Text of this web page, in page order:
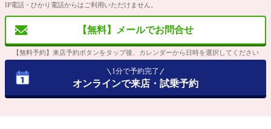
IP電話・ひかり電話からはご利用いただけません。
【無料】メールでお問合せ
【無料予約】来店予約ボタンをタップ後、カレンダーから日時を選択してください
1分で予約完了
オンラインで来店・試乗予約